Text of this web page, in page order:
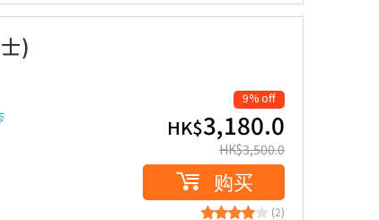
)
9% off
HK$3,180.0
HK$3,500.0
购买
(2)